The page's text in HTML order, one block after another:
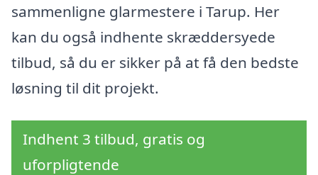
sammenligne glarmestere i Tarup. Her
kan du også indhente skræddersyede
tilbud, så du er sikker på at få den bedste
løsning til dit projekt.
Indhent 3 tilbud, gratis og
uforpligtende